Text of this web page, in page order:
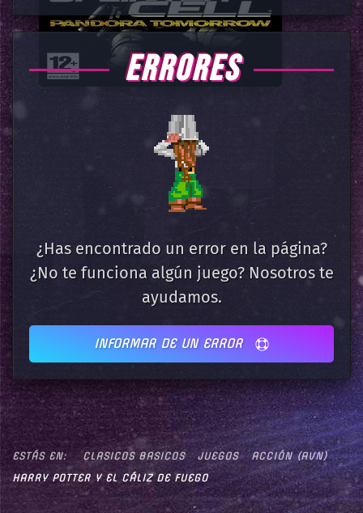
ERRORES
¿Has encontrado un error en la página?
¿No te funciona algún juego? Nosotros te
ayudamos.
INFORMAR DE UN ERROR
ESTÁS EN: CLASICOS BASICOS JUEGOS
ACCIÓN (AVN)
HARRY POTTER Y EL CÁLIZ DE FUEGO